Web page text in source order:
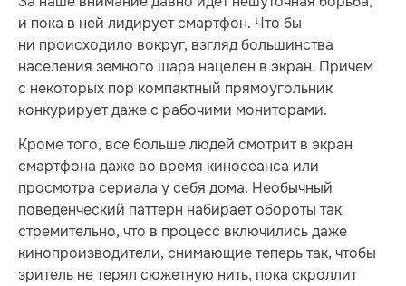
и пока в ней лидирует смартфон. Что бы
ни происходило вокруг, взгляд большинства
населения земного шара нацелен в экран. Причем
с некоторых пор компактный прямоугольник
конкурирует даже с рабочими мониторами.
Кроме того, все больше людей смотрит в экран
смартфона даже во время киносеанса или
просмотра сериала у себя дома. Необычный
поведенческий паттерн набирает обороты так
стремительно, что в процесс включились даже
кинопроизводители, снимающие теперь так, чтобы
зритель не терял сюжетную нить, пока скроллит